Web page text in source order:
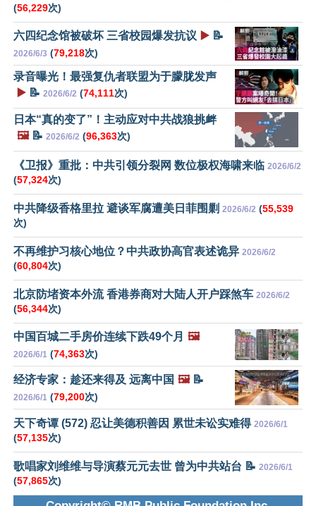
(56,229次)
六四纪念馆被破坏 三省校园爆发抗议 ▶️ 📝
2026/6/3 (79,218次)
录音曝光！最强复仇者联盟为于朦胧发声
▶️ 📝 2026/6/2 (74,111次)
日本“真的变了”！主动应对中共战狼挑衅
🖼️📝 2026/6/2 (96,363次)
《卫报》重批：中共引领分裂网 数位极权海啸来临 2026/6/2
(57,324次)
中共降级香格里拉 避谈军腐遭美日菲围剿 2026/6/2 (55,539
次)
不再维护习核心地位？中共政协高官表述诡异 2026/6/2
(60,804次)
北京防堵资本外流 香港券商对大陆人开户踩煞车 2026/6/2
(56,344次)
中国百城二手房价连续下跌49个月 🖼️
2026/6/1 (74,363次)
经济专家：趁还来得及 远离中国 🖼️📝
2026/6/1 (79,200次)
天下奇谭 (572) 忍让美德积善因 累世未讼实难得 2026/6/1
(57,135次)
歌唱家刘维维与导演蔡元元去世 曾为中共站台 📝 2026/6/1
(57,865次)